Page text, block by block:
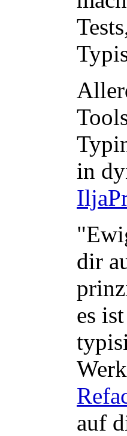
in
dir
es
auf